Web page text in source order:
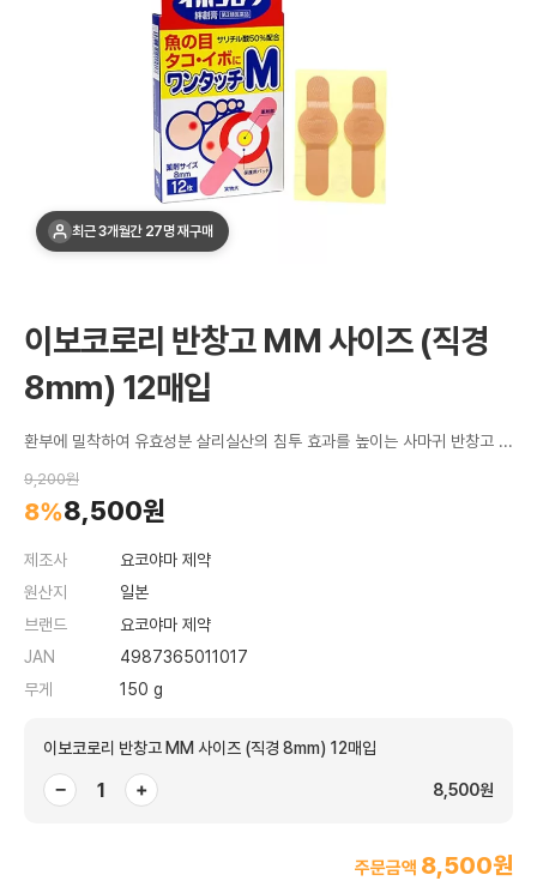
최근 3개월간 27명 재구매
이보코로리 반창고 MM 사이즈 (직경
8mm) 12매입
환부에 밀착하여 유효성분 살리실산의 침투 효과를 높이는 사마귀 반창고 MM 사이즈 12매입
9,200원
8%8,500원
제조사
요코야마 제약
원산지
일본
브랜드
요코야마 제약
JAN
4987365011017
무게
150 g
이보코로리 반창고 MM 사이즈 (직경 8mm) 12매입
− + 8,500원
주문금액 8,500원